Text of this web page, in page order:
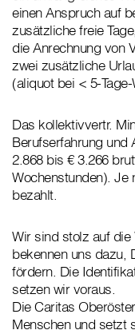
einen Anspruch auf
zusätzliche freie
die Anrechnung von
zwei zusätzliche
(aliquot bei < 5-
Das kollektivvertr.
Berufserfahrung und
2.868 bis € 3.266
Wochenstunden). Je
bezahlt.
Wir sind stolz auf die
bekennen uns dazu,
fördern. Die
setzen wir voraus.
Die Caritas
Menschen und setzt